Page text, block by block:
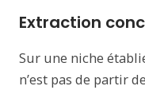
Extraction
Sur une niche
n’est pas de partir